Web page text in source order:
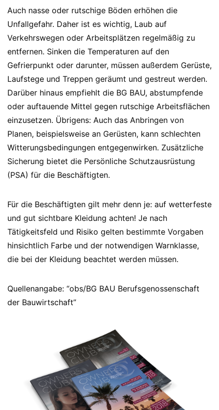
Auch nasse oder rutschige Böden erhöhen die
Unfallgefahr. Daher ist es wichtig, Laub auf
Verkehrswegen oder Arbeitsplätzen regelmäßig zu
entfernen. Sinken die Temperaturen auf den
Gefrierpunkt oder darunter, müssen außerdem Gerüste,
Laufstege und Treppen geräumt und gestreut werden.
Darüber hinaus empfiehlt die BG BAU, abstumpfende
oder auftauende Mittel gegen rutschige Arbeitsflächen
einzusetzen. Übrigens: Auch das Anbringen von
Planen, beispielsweise an Gerüsten, kann schlechten
Witterungsbedingungen entgegenwirken. Zusätzliche
Sicherung bietet die Persönliche Schutzausrüstung
(PSA) für die Beschäftigten.
Für die Beschäftigten gilt mehr denn je: auf wetterfeste
und gut sichtbare Kleidung achten! Je nach
Tätigkeitsfeld und Risiko gelten bestimmte Vorgaben
hinsichtlich Farbe und der notwendigen Warnklasse,
die bei der Kleidung beachtet werden müssen.
Quellenangabe: “obs/BG BAU Berufsgenossenschaft
der Bauwirtschaft”